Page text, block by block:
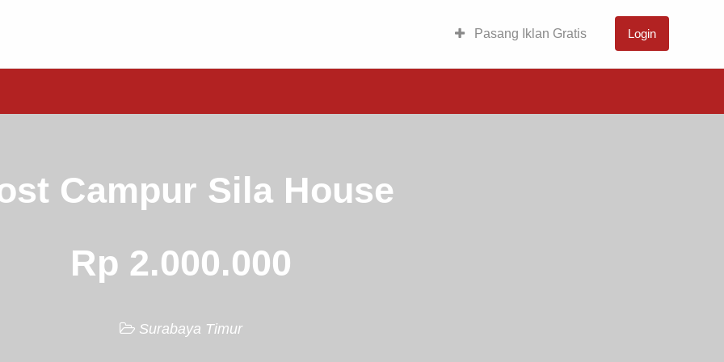
Pasang Iklan Gratis Login
Campur Sila House
Rp 2.000.000
Surabaya Timur